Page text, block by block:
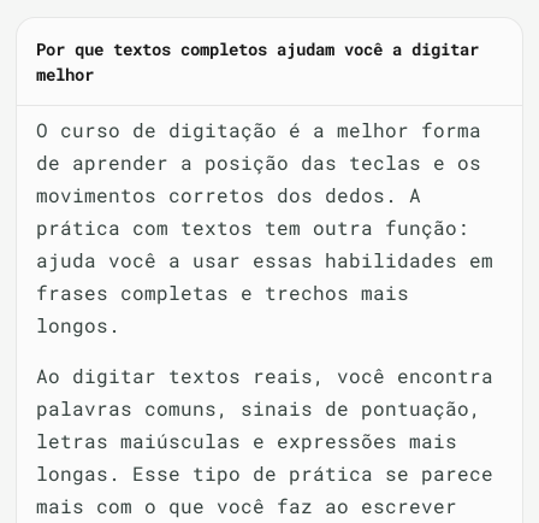
Por que textos completos ajudam você a digitar
melhor
O curso de digitação é a melhor forma
de aprender a posição das teclas e os
movimentos corretos dos dedos. A
prática com textos tem outra função:
ajuda você a usar essas habilidades em
frases completas e trechos mais
longos.
Ao digitar textos reais, você encontra
palavras comuns, sinais de pontuação,
letras maiúsculas e expressões mais
longas. Esse tipo de prática se parece
mais com o que você faz ao escrever